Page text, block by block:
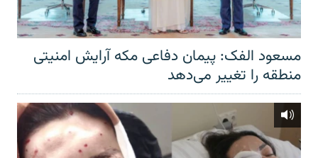
مسعود الفک: پیمان دفاعی مکه آرایش امنیتی
منطقه را تغییر می‌دهد